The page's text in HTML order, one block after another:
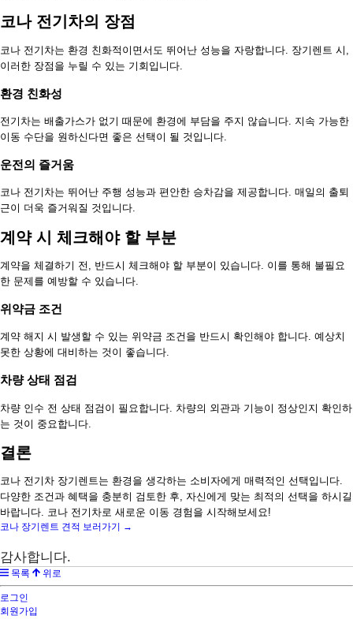
코나 전기차의 장점
코나 전기차는 환경 친화적이면서도 뛰어난 성능을 자랑합니다. 장기렌트 시,
이러한 장점을 누릴 수 있는 기회입니다.
환경 친화성
전기차는 배출가스가 없기 때문에 환경에 부담을 주지 않습니다. 지속 가능한
이동 수단을 원하신다면 좋은 선택이 될 것입니다.
운전의 즐거움
코나 전기차는 뛰어난 주행 성능과 편안한 승차감을 제공합니다. 매일의 출퇴
근이 더욱 즐거워질 것입니다.
계약 시 체크해야 할 부분
계약을 체결하기 전, 반드시 체크해야 할 부분이 있습니다. 이를 통해 불필요
한 문제를 예방할 수 있습니다.
위약금 조건
계약 해지 시 발생할 수 있는 위약금 조건을 반드시 확인해야 합니다. 예상치
못한 상황에 대비하는 것이 좋습니다.
차량 상태 점검
차량 인수 전 상태 점검이 필요합니다. 차량의 외관과 기능이 정상인지 확인하
는 것이 중요합니다.
결론
코나 전기차 장기렌트는 환경을 생각하는 소비자에게 매력적인 선택입니다.
다양한 조건과 혜택을 충분히 검토한 후, 자신에게 맞는 최적의 선택을 하시길
바랍니다. 코나 전기차로 새로운 이동 경험을 시작해보세요!
코나 장기렌트 견적 보러가기 →
감사합니다.
목록 위로
로그인
회원가입